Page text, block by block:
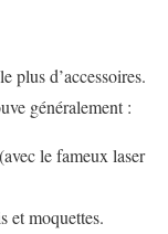
plus d’accessoires.
généralement :
le fameux laser
et moquettes.